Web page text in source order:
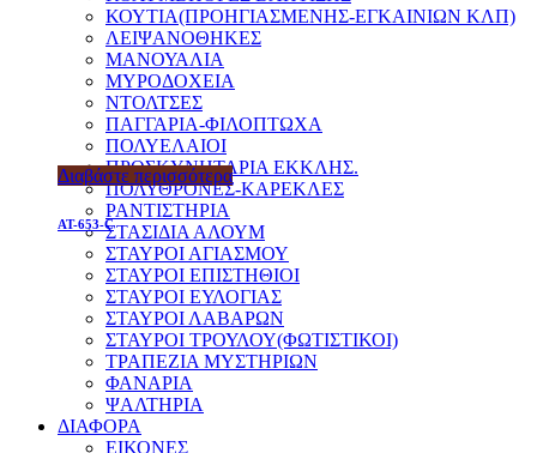
ΚΟΥΤΙΑ(ΠΡΟΗΓΙΑΣΜΕΝΗΣ-ΕΓΚΑΙΝΙΩΝ ΚΛΠ)
ΛΕΙΨΑΝΟΘΗΚΕΣ
ΜΑΝΟΥΑΛΙΑ
ΜΥΡΟΔΟΧΕΙΑ
ΝΤΟΛΤΣΕΣ
ΠΑΓΓΑΡΙΑ-ΦΙΛΟΠΤΩΧΑ
ΠΟΛΥΕΛΑΙΟΙ
ΠΡΟΣΚΥΝΗΤΑΡΙΑ ΕΚΚΛΗΣ.
ΠΟΛΥΘΡΟΝΕΣ-ΚΑΡΕΚΛΕΣ
ΡΑΝΤΙΣΤΗΡΙΑ
ΣΤΑΣΙΔΙΑ ΑΛΟΥΜ
ΣΤΑΥΡΟΙ ΑΓΙΑΣΜΟΥ
ΣΤΑΥΡΟΙ ΕΠΙΣΤΗΘΙΟΙ
ΣΤΑΥΡΟΙ ΕΥΛΟΓΙΑΣ
ΣΤΑΥΡΟΙ ΛΑΒΑΡΩΝ
ΣΤΑΥΡΟΙ ΤΡΟΥΛΟΥ(ΦΩΤΙΣΤΙΚΟΙ)
ΤΡΑΠΕΖΙΑ ΜΥΣΤΗΡΙΩΝ
ΦΑΝΑΡΙΑ
ΨΑΛΤΗΡΙΑ
ΔΙΑΦΟΡΑ
ΕΙΚΟΝΕΣ
Διαβάστε περισσότερα
AT-653-C